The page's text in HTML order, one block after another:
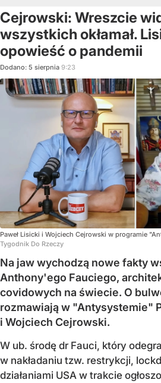
Cejrowski: Wreszcie
wszystkich okłamał.
opowieść o pandemii
Dodano: 5 sierpnia 9:23
Paweł Lisicki i Wojciech Cejrowski w programie
Tygodnik Do Rzeczy
Na jaw wychodzą nowe fakty
Anthony'ego Fauciego,
covidowych na świecie. O
rozmawiają w "Antysystemie"
i Wojciech Cejrowski.
W ub. środę dr Fauci, który
w nakładaniu tzw. restrykcji,
działaniami USA w trakcie